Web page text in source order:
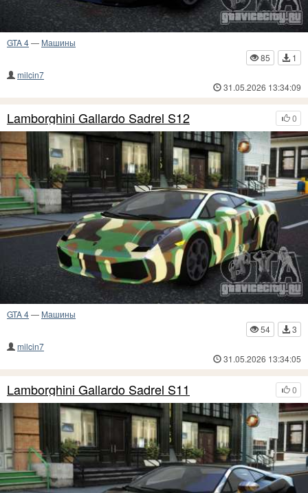
GTA 4— Машины
85
1
milcin7
31.05.2026 13:34:09
0
Lamborghini Gallardo Sadrel S12
GTA 4— Машины
54
3
milcin7
31.05.2026 13:34:05
0
Lamborghini Gallardo Sadrel S11